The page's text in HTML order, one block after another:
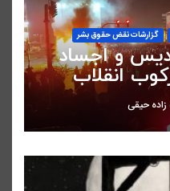
گزارشات نقض حقوق بشر
و اجساد
انقلاب
حیقی